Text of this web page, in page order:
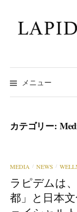
ス
キ
プ
メニュー
カテゴリー:
MEDIA / NEWS /
ラピデムは
都」と日本